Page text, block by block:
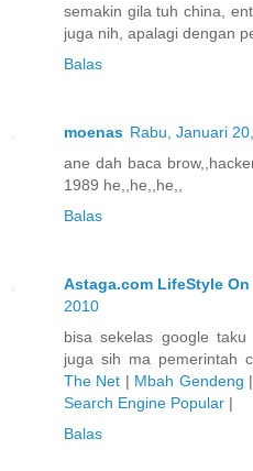
semakin gila tuh china,
juga nih, apalagi dengan
Balas
moenas Rabu, Januari
ane dah baca
1989 he,,he,,he,,
Balas
Astaga.com LifeStyle On
2010
bisa sekelas google
juga sih ma pemerintah
The Net | Mbah Gendeng |
Search Engine Popular |
Balas